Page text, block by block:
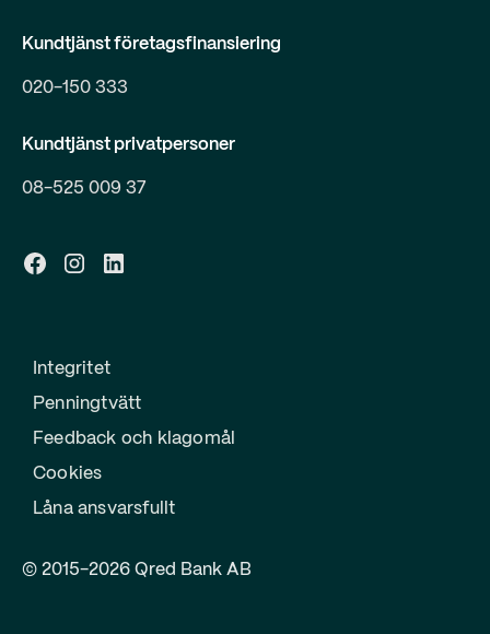
Kundtjänst företagsfinansiering
020-150 333
Kundtjänst privatpersoner
08-525 009 37
© 2015-2026 Qred Bank AB
Integritet
Penningtvätt
Feedback och klagomål
Cookies
Låna ansvarsfullt